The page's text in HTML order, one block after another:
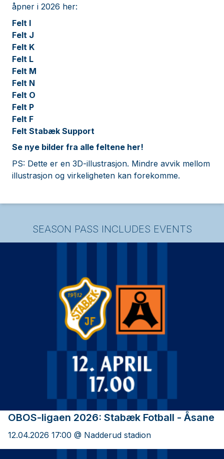
åpner i 2026 her:
Felt I
Felt J
Felt K
Felt L
Felt M
Felt N
Felt O
Felt P
Felt F
Felt Stabæk Support
Se nye bilder fra alle feltene her!
PS: Dette er en 3D-illustrasjon. Mindre avvik mellom
illustrasjon og virkeligheten kan forekomme.
SEASON PASS INCLUDES EVENTS
OBOS-ligaen 2026: Stabæk Fotball - Åsane
12.04.2026 17:00 @ Nadderud stadion